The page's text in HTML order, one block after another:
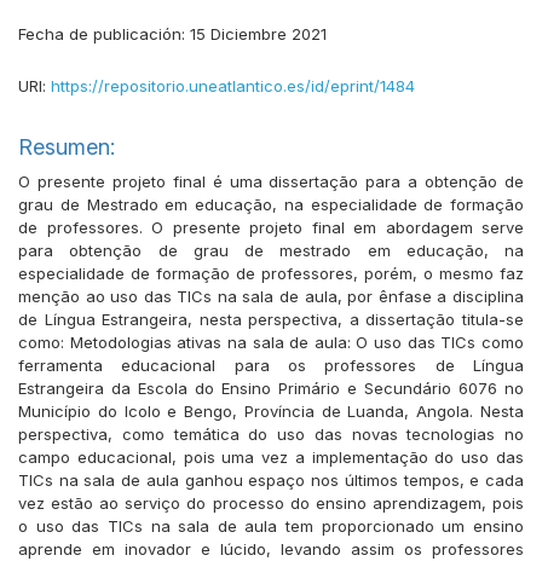
Fecha de publicación: 15 Diciembre 2021
URI: https://repositorio.uneatlantico.es/id/eprint/1484
Resumen:
O presente projeto final é uma dissertação para a obtenção de
grau de Mestrado em educação, na especialidade de formação
de professores. O presente projeto final em abordagem serve
para obtenção de grau de mestrado em educação, na
especialidade de formação de professores, porém, o mesmo faz
menção ao uso das TICs na sala de aula, por ênfase a disciplina
de Língua Estrangeira, nesta perspectiva, a dissertação titula-se
como: Metodologias ativas na sala de aula: O uso das TICs como
ferramenta educacional para os professores de Língua
Estrangeira da Escola do Ensino Primário e Secundário 6076 no
Município do Icolo e Bengo, Província de Luanda, Angola. Nesta
perspectiva, como temática do uso das novas tecnologias no
campo educacional, pois uma vez a implementação do uso das
TICs na sala de aula ganhou espaço nos últimos tempos, e cada
vez estão ao serviço do processo do ensino aprendizagem, pois
o uso das TICs na sala de aula tem proporcionado um ensino
aprende em inovador e lúcido, levando assim os professores